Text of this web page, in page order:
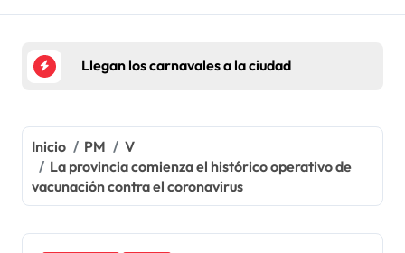
Llegan los carnavales a la ciudad
Inicio PM
V
La provincia comienza el histórico operativo de
vacunación contra el coronavirus